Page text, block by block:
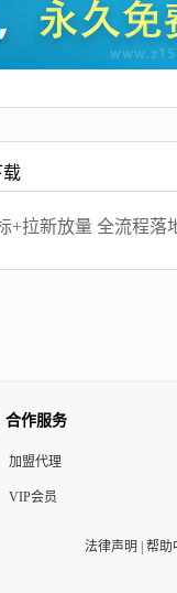
载
+拉新放量 全流程落
合作服务
加盟代理
VIP会员
法律声明 帮助